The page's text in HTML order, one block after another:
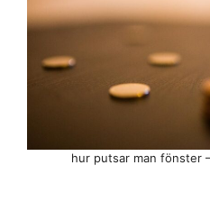
hur putsar man fönster